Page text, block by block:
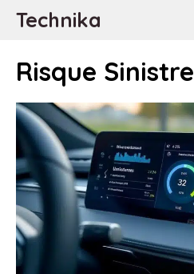
AllerTechnika
Risque Sinistre